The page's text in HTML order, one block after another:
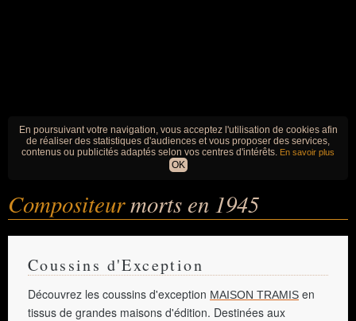
En poursuivant votre navigation, vous acceptez l'utilisation de cookies afin
de réaliser des statistiques d'audiences et vous proposer des services,
contenus ou publicités adaptés selon vos centres d'intérêts. En savoir plus
OK
Compositeurmorts en 1945
Coussins d'Exception
Découvrez les coussins d'exception MAISON TRAMIS en
tissus de grandes maisons d'édition. Destinées aux